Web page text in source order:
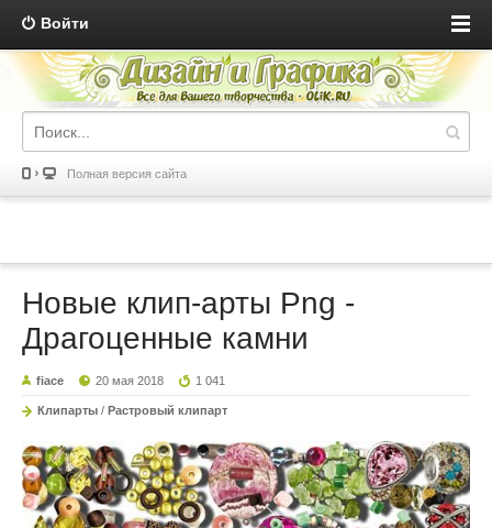
Войти
Полная версия сайта
Новые клип-арты Png -
Драгоценные камни
fiace 20 мая 2018 1 041
Клипарты / Растровый клипарт